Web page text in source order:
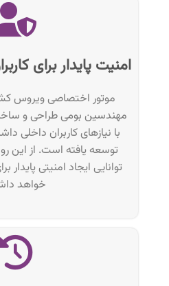
امنیت پایدار برای
موتور اختصاصی ویروس
مهندسین بومی طراحی و
با نیازهای کاربران داخلی
توسعه یافته است. از این
توانایی ایجاد امنیتی پایدار
خواهد